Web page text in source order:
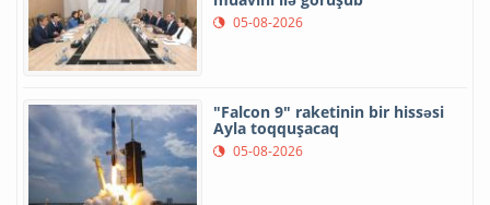
05-08-2026
"Falcon 9" raketinin bir hissəsi
Ayla toqquşacaq
05-08-2026